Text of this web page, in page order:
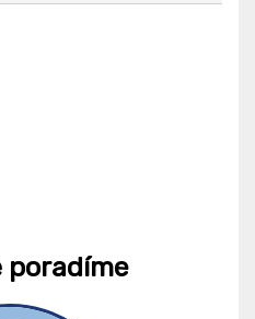
poradíme